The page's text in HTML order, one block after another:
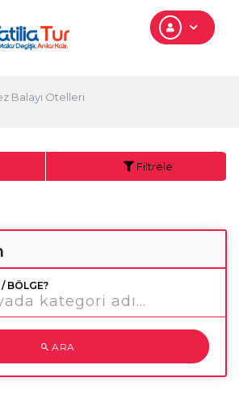
Balayı Otelleri
Filtrele
BÖLGE?
ARA